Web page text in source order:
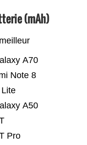
(mAh)
Pro
A50
Note 8
A70